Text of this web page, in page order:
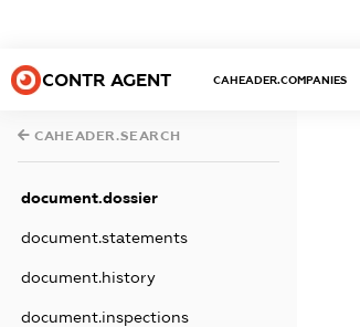
CONTR AGENT CAHEADER.COMPANIES
CAHEADER.SEARCH
document.dossier
document.statements
document.history
document.inspections